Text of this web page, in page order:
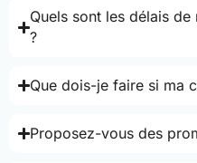
Quels sont les délais
?
Que dois-je faire si ma
Proposez-vous des